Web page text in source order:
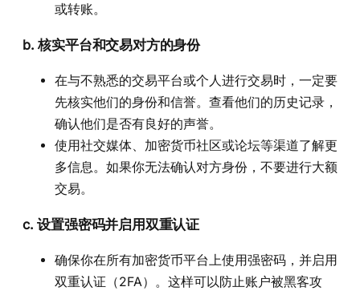
或转账。
b.核实平台和交易对方的身份
在与不熟悉的交易平台或个人进行交易时，一定要
先核实他们的身份和信誉。查看他们的历史记录，
确认他们是否有良好的声誉。
使用社交媒体、加密货币社区或论坛等渠道了解更
多信息。如果你无法确认对方身份，不要进行大额
交易。
c.设置强密码并启用双重认证
确保你在所有加密货币平台上使用强密码，并启用
双重认证（2FA）。这样可以防止账户被黑客攻